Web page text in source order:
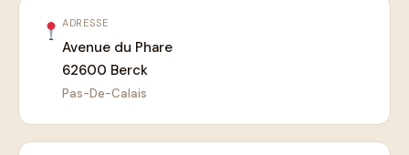
ADRESSE
Avenue du Phare
62600 Berck
Pas-De-Calais